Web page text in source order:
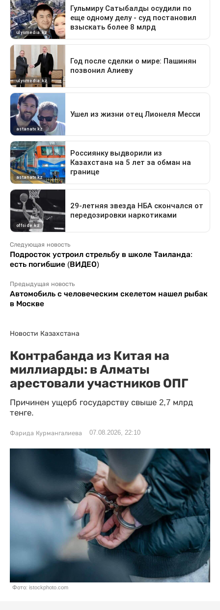
Следующая новость
Подросток устроил стрельбу в школе Таиланда:
есть погибшие (ВИДЕО)
Предыдущая новость
Автомобиль с человеческим скелетом нашел рыбак
в Москве
Новости Казахстана
Контрабанда из Китая на
миллиарды: в Алматы
арестовали участников ОПГ
Причинен ущерб государству свыше 2,7 млрд
тенге.
Фарида Курмангалиева 07.08.2026, 22:10
Фото: istockphoto.com